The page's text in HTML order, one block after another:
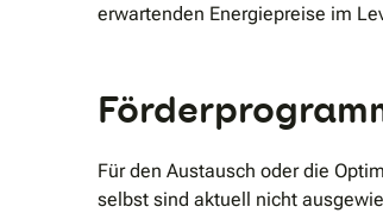
erwartenden Energiepreise im
Für den Austausch oder die
selbst sind aktuell nicht